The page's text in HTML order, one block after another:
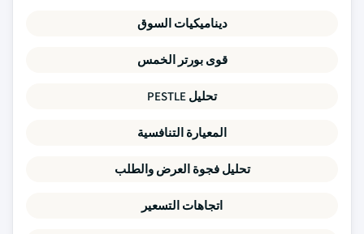
ديناميكيات السوق
قوى بورتر الخمس
تحليل PESTLE
المعيارة التنافسية
تحليل فجوة العرض والطلب
اتجاهات التسعير